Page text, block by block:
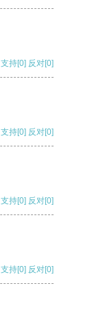
支持[0] 反对[0]
支持[0] 反对[0]
支持[0] 反对[0]
支持[0] 反对[0]